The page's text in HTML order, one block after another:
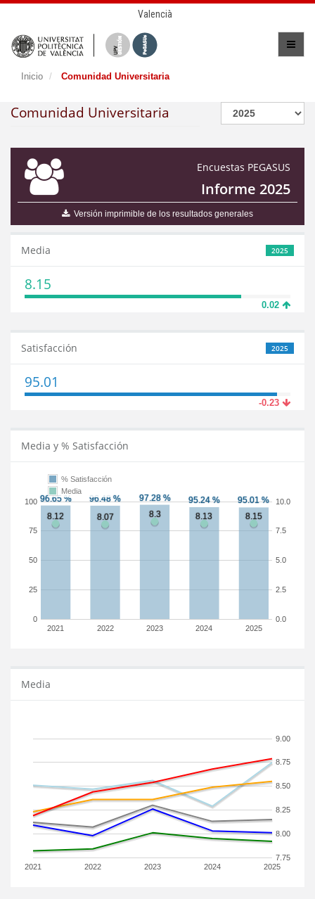
Valencià
Inicio Comunidad Universitaria
Comunidad Universitaria
Encuestas PEGASUS
Informe 2025
Versión imprimible de los resultados generales
2025
Media
8.15
0.02
2025
Satisfacción
95.01
-0.23
Media y % Satisfacción
2021 2022 2023 2024 2025
0
25
50
75
100
0.0
2.5
5.0
7.5
10.0
% Satisfacción
Media
Media
2021 2022 2023 2024 2025
7.75
8.00
8.25
8.50
8.75
9.00